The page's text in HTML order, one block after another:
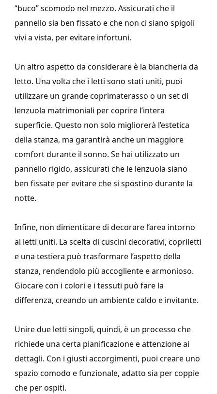
“buco” scomodo nel mezzo. Assicurati che il
pannello sia ben fissato e che non ci siano spigoli
vivi a vista, per evitare infortuni.
Un altro aspetto da considerare è la biancheria da
letto. Una volta che i letti sono stati uniti, puoi
utilizzare un grande coprimaterasso o un set di
lenzuola matrimoniali per coprire l’intera
superficie. Questo non solo migliorerà l’estetica
della stanza, ma garantirà anche un maggiore
comfort durante il sonno. Se hai utilizzato un
pannello rigido, assicurati che le lenzuola siano
ben fissate per evitare che si spostino durante la
notte.
Infine, non dimenticare di decorare l’area intorno
ai letti uniti. La scelta di cuscini decorativi, copriletti
e una testiera può trasformare l’aspetto della
stanza, rendendolo più accogliente e armonioso.
Giocare con i colori e i tessuti può fare la
differenza, creando un ambiente caldo e invitante.
Unire due letti singoli, quindi, è un processo che
richiede una certa pianificazione e attenzione ai
dettagli. Con i giusti accorgimenti, puoi creare uno
spazio comodo e funzionale, adatto sia per coppie
che per ospiti.